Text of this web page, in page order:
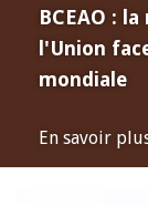
BCEAO :
l'Union
mondiale
En savoir